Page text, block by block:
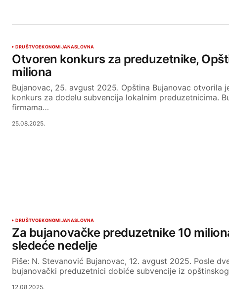
DRUŠTVOEKONOMIJANASLOVNA
Otvoren konkurs za preduzetnike,
miliona
Bujanovac, 25. avgust 2025. Opština Bujanovac otvorila
konkurs za dodelu subvencija lokalnim preduzetnicima.
firmama…
25.08.2025.
DRUŠTVOEKONOMIJANASLOVNA
Za bujanovačke preduzetnike 10
sledeće nedelje
Piše: N. Stevanović Bujanovac, 12. avgust 2025. Posle
bujanovački preduzetnici dobiće subvencije iz
12.08.2025.